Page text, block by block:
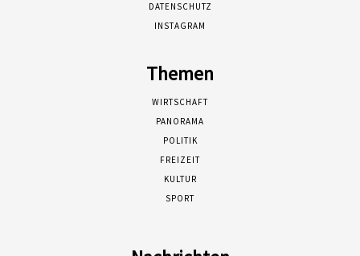
DATENSCHUTZ
INSTAGRAM
Themen
WIRTSCHAFT
PANORAMA
POLITIK
FREIZEIT
KULTUR
SPORT